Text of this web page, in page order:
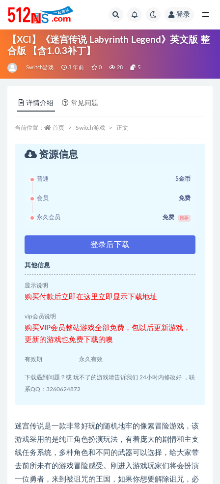
登录
【XCI】《迷宫传说 Labyrinth Legend》英文版 整
合版 【含1.0.3补丁】
Switch游戏 3 年前 0 28 5
详情介绍 常见问题
当前位置： 首页 Switch游戏 正文
资源信息
普通 5金币
会员 免费
永久会员 免费 推荐
登录后下载
其他信息
显示说明
购买付款后立即在这里立即显示下载地址
vip会员说明
购买VIP会员整站游戏全部免费，包以后更新游戏，
更新的游戏也免费下载的噢
有效期 永久有效
下载遇到问题？或 玩不了的游戏请告诉我们 24小时内修改好 ，联
系QQ：3260624872
迷宫传说是一款非常好玩的随机地牢的像素冒险游戏，该
游戏采用的是纯正角色扮演玩法，有着庞大的剧情和主支
线任务系统，多种角色和不同的武器可以选择，给大家带
去前所未有的游戏冒险感受。刚进入游戏玩家们将会扮演
一位勇者，来到被诅咒的王国，如果你想要解除诅咒，必